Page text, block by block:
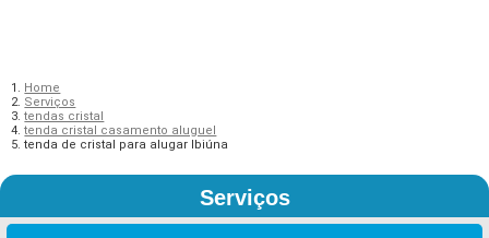
Home
Serviços
tendas cristal
tenda cristal casamento aluguel
tenda de cristal para alugar Ibiúna
Serviços